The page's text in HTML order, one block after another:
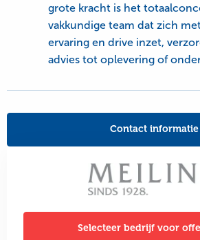
grote kracht is het
vakkundige team dat zich
ervaring en drive inzet,
advies tot oplevering of
Contact informatie
Selecteer bedrijf voor